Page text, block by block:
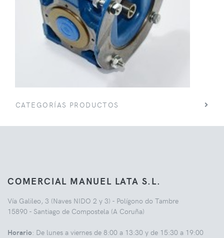
CATEGORÍAS PRODUCTOS
COMERCIAL MANUEL LATA S.L.
Vía Galileo, 3 (Naves NIDO 2 y 3) - Polígono do Tambre
15890 - Santiago de Compostela (A Coruña)
Horario: De lunes a viernes de 8:00 a 13:30 y de 15:30 a 19:00